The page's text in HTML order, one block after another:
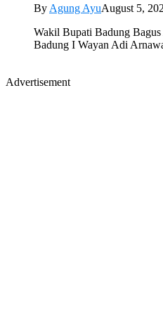
By Agung AyuAugust 5,
Wakil Bupati Badung
Badung I Wayan Adi
Advertisement